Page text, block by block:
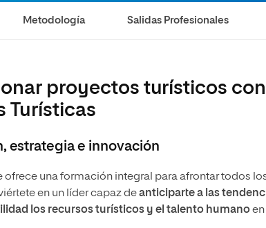
Metodología Salidas Profesionales
proyectos turísticos
Turísticas
estrategia e innovación
ofrece una formación integral para afrontar todos
en un líder capaz deanticiparte a las
los recursos turísticos y el talento humanoen